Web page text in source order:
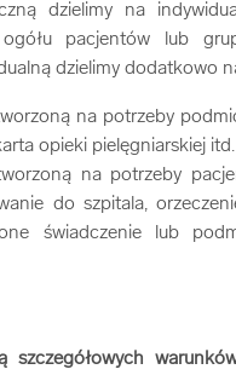
dzielimy na
pacjentów lub
dzielimy dodatkowo
na potrzeby
opieki pielęgniarskiej
na potrzeby
do szpitala,
świadczenie lub
szczegółowych